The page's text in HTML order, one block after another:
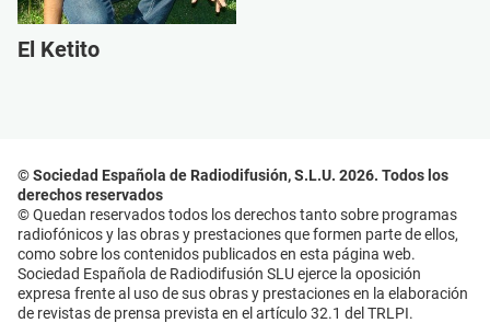
El Ketito
© Sociedad Española de Radiodifusión, S.L.U. 2026. Todos los
derechos reservados
© Quedan reservados todos los derechos tanto sobre programas
radiofónicos y las obras y prestaciones que formen parte de ellos,
como sobre los contenidos publicados en esta página web.
Sociedad Española de Radiodifusión SLU ejerce la oposición
expresa frente al uso de sus obras y prestaciones en la elaboración
de revistas de prensa prevista en el artículo 32.1 del TRLPI.